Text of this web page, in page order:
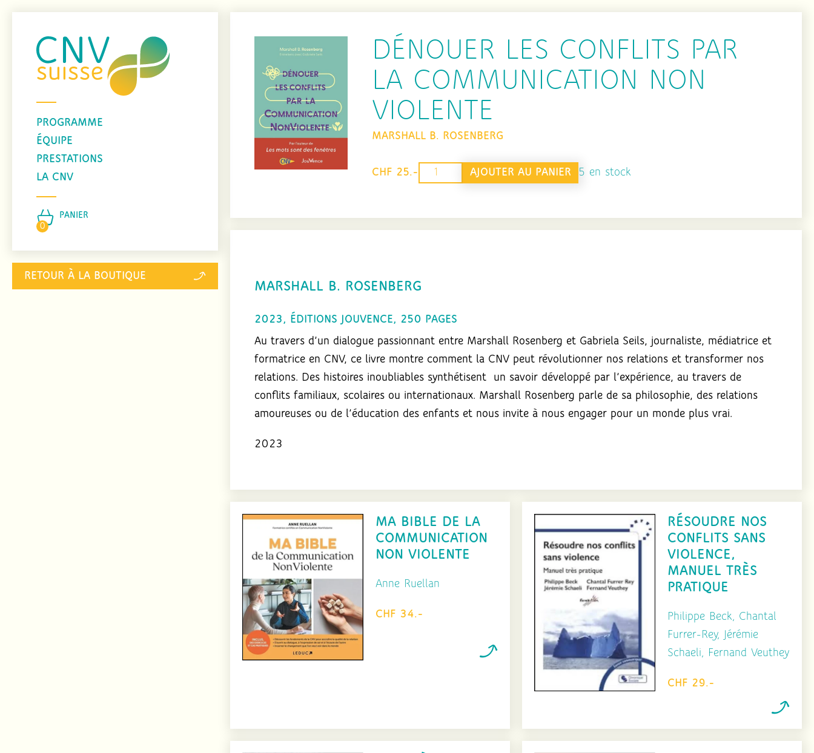
PROGRAMME
ÉQUIPE
PRESTATIONS
LA CNV
0
PANIER
RETOUR À LA BOUTIQUE
DÉNOUER LES CONFLITS PAR
LA COMMUNICATION NON
VIOLENTE
MARSHALL B. ROSENBERG
CHF 25.- 5 en stock
quantité
la
non
violente
AJOUTER AU PANIER
MARSHALL B. ROSENBERG
2023, ÉDITIONS JOUVENCE, 250 PAGES
Au travers d’un dialogue passionnant entre Marshall Rosenberg et Gabriela Seils, journaliste, médiatrice et
formatrice en CNV, ce livre montre comment la CNV peut révolutionner nos relations et transformer nos
relations. Des histoires inoubliables synthétisent un savoir développé par l’expérience, au travers de
conflits familiaux, scolaires ou internationaux. Marshall Rosenberg parle de sa philosophie, des relations
amoureuses ou de l’éducation des enfants et nous invite à nous engager pour un monde plus vrai.
2023
MA BIBLE DE LA
COMMUNICATION
NON VIOLENTE
Anne Ruellan
CHF 34.-
RÉSOUDRE NOS
CONFLITS SANS
VIOLENCE,
MANUEL TRÈS
PRATIQUE
Philippe Beck, Chantal
Furrer-Rey, Jérémie
Schaeli, Fernand Veuthey
CHF 29.-